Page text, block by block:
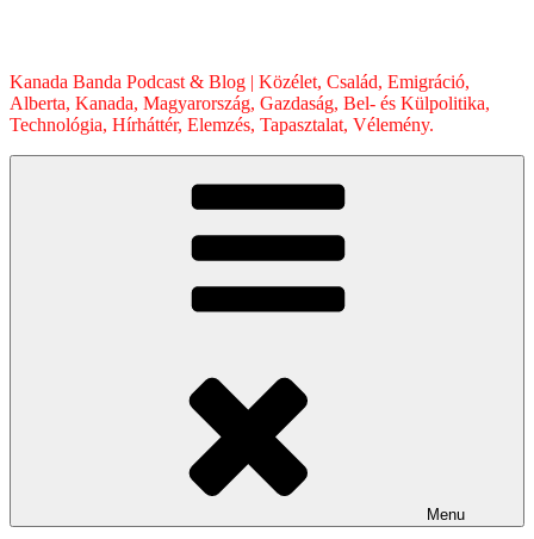
Kanada Banda Podcast & Blog | Közélet, Család, Emigráció,
Alberta, Kanada, Magyarország, Gazdaság, Bel- és Külpolitika,
Technológia, Hírháttér, Elemzés, Tapasztalat, Vélemény.
Menu